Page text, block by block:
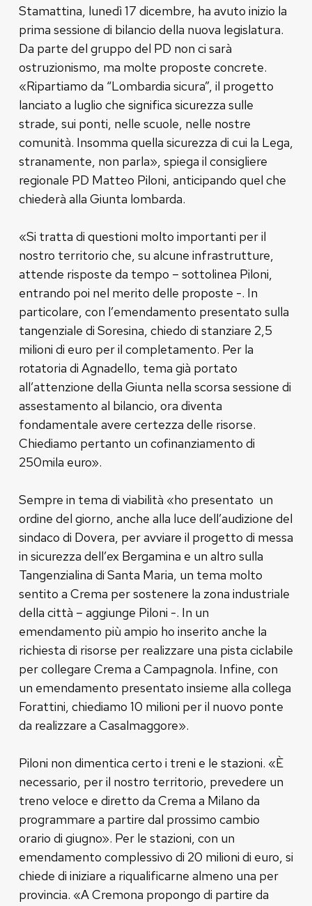
Stamattina, lunedì 17 dicembre, ha avuto inizio la
prima sessione di bilancio della nuova legislatura.
Da parte del gruppo del PD non ci sarà
ostruzionismo, ma molte proposte concrete.
«Ripartiamo da “Lombardia sicura”, il progetto
lanciato a luglio che significa sicurezza sulle
strade, sui ponti, nelle scuole, nelle nostre
comunità. Insomma quella sicurezza di cui la Lega,
stranamente, non parla», spiega il consigliere
regionale PD Matteo Piloni, anticipando quel che
chiederà alla Giunta lombarda.
«Si tratta di questioni molto importanti per il
nostro territorio che, su alcune infrastrutture,
attende risposte da tempo – sottolinea Piloni,
entrando poi nel merito delle proposte -. In
particolare, con l’emendamento presentato sulla
tangenziale di Soresina, chiedo di stanziare 2,5
milioni di euro per il completamento. Per la
rotatoria di Agnadello, tema già portato
all’attenzione della Giunta nella scorsa sessione di
assestamento al bilancio, ora diventa
fondamentale avere certezza delle risorse.
Chiediamo pertanto un cofinanziamento di
250mila euro».
Sempre in tema di viabilità «ho presentato un
ordine del giorno, anche alla luce dell’audizione del
sindaco di Dovera, per avviare il progetto di messa
in sicurezza dell’ex Bergamina e un altro sulla
Tangenzialina di Santa Maria, un tema molto
sentito a Crema per sostenere la zona industriale
della città – aggiunge Piloni -. In un
emendamento più ampio ho inserito anche la
richiesta di risorse per realizzare una pista ciclabile
per collegare Crema a Campagnola. Infine, con
un emendamento presentato insieme alla collega
Forattini, chiediamo 10 milioni per il nuovo ponte
da realizzare a Casalmaggore».
Piloni non dimentica certo i treni e le stazioni. «È
necessario, per il nostro territorio, prevedere un
treno veloce e diretto da Crema a Milano da
programmare a partire dal prossimo cambio
orario di giugno». Per le stazioni, con un
emendamento complessivo di 20 milioni di euro, si
chiede di iniziare a riqualificarne almeno una per
provincia. «A Cremona propongo di partire da